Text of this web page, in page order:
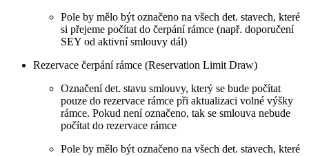
Pole by mělo být označeno na všech det. stavech, které
si přejeme počítat do čerpání rámce (např. doporučení
SEY od aktivní smlouvy dál)
Rezervace čerpání rámce (Reservation Limit Draw)
Označení det. stavu smlouvy, který se bude počítat
pouze do rezervace rámce při aktualizaci volné výšky
rámce. Pokud není označeno, tak se smlouva nebude
počítat do rezervace rámce
Pole by mělo být označeno na všech det. stavech, které